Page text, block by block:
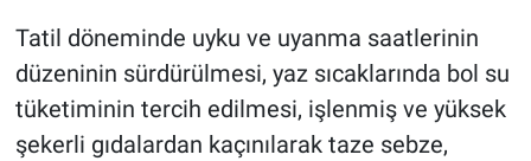
Tatil döneminde uyku ve uyanma saatlerinin
düzeninin sürdürülmesi, yaz sıcaklarında bol su
tüketiminin tercih edilmesi, işlenmiş ve yüksek
şekerli gıdalardan kaçınılarak taze sebze,